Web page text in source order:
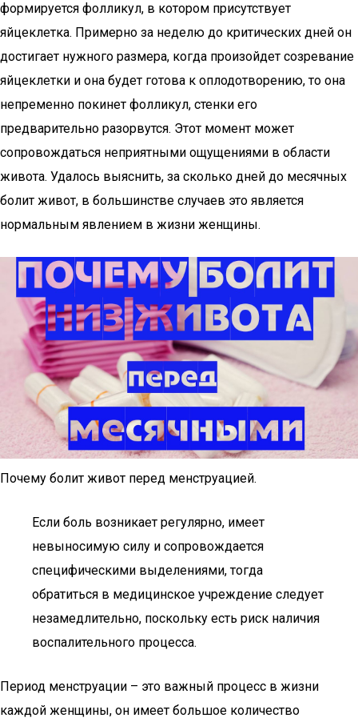
формируется фолликул, в котором присутствует
яйцеклетка. Примерно за неделю до критических дней он
достигает нужного размера, когда произойдет созревание
яйцеклетки и она будет готова к оплодотворению, то она
непременно покинет фолликул, стенки его
предварительно разорвутся. Этот момент может
сопровождаться неприятными ощущениями в области
живота. Удалось выяснить, за сколько дней до месячных
болит живот, в большинстве случаев это является
нормальным явлением в жизни женщины.
Почему болит живот перед менструацией.
Если боль возникает регулярно, имеет
невыносимую силу и сопровождается
специфическими выделениями, тогда
обратиться в медицинское учреждение следует
незамедлительно, поскольку есть риск наличия
воспалительного процесса.
Период менструации – это важный процесс в жизни
каждой женщины, он имеет большое количество